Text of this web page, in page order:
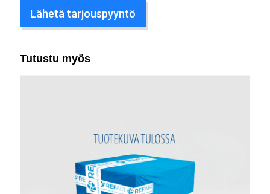
Lähetä tarjouspyyntö
Tutustu myös